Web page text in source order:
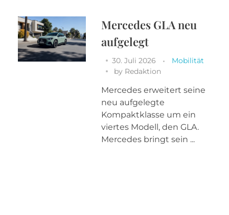
Mercedes GLA neu
aufgelegt
30. Juli 2026
Mobilität
by Redaktion
Mercedes erweitert seine
neu aufgelegte
Kompaktklasse um ein
viertes Modell, den GLA.
Mercedes bringt sein ...